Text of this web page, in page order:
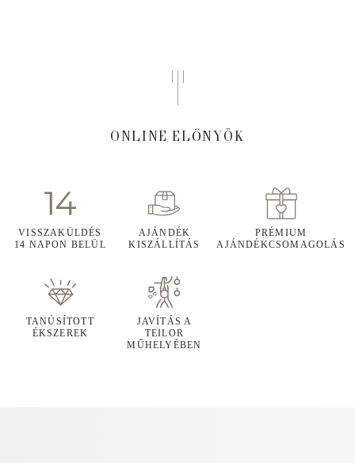
ONLINE ELŐNYÖK
VISSZAKÜLDÉS
14 NAPON BELÜL
AJÁNDÉK
KISZÁLLÍTÁS
PRÉMIUM
AJÁNDÉKCSOMAGOLÁS
TANÚSÍTOTT
ÉKSZEREK
JAVÍTÁS A
TEILOR
MŰHELYÉBEN